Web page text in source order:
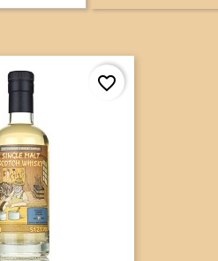
favorite_border